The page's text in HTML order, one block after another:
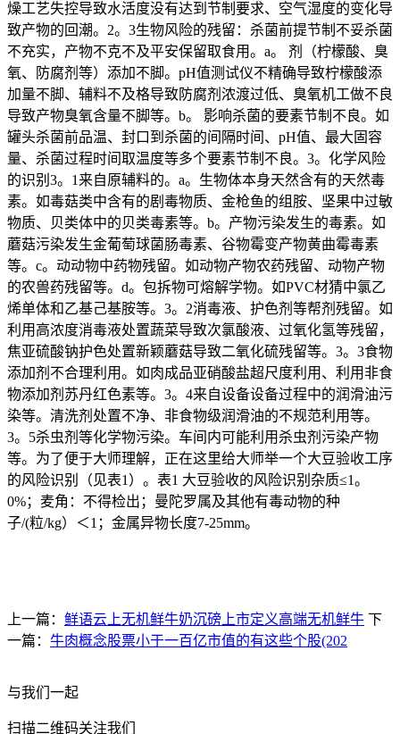
燥工艺失控导致水活度没有达到节制要求、空气湿度的变化导
致产物的回潮。2。3生物风险的残留：杀菌前提节制不妥杀菌
不充实，产物不克不及平安保留取食用。a。 剂（柠檬酸、臭
氧、防腐剂等）添加不脚。pH值测试仪不精确导致柠檬酸添
加量不脚、辅料不及格导致防腐剂浓渡过低、臭氧机工做不良
导致产物臭氧含量不脚等。b。 影响杀菌的要素节制不良。如
罐头杀菌前品温、封口到杀菌的间隔时间、pH值、最大固容
量、杀菌过程时间取温度等多个要素节制不良。3。化学风险
的识别3。1来自原辅料的。a。生物体本身天然含有的天然毒
素。如毒菇类中含有的剧毒物质、金枪鱼的组胺、坚果中过敏
物质、贝类体中的贝类毒素等。b。产物污染发生的毒素。如
蘑菇污染发生金葡萄球菌肠毒素、谷物霉变产物黄曲霉毒素
等。c。动动物中药物残留。如动物产物农药残留、动物产物
的农兽药残留等。d。包拆物可熔解学物。如PVC材猜中氯乙
烯单体和乙基己基胺等。3。2消毒液、护色剂等帮剂残留。如
利用高浓度消毒液处置蔬菜导致次氯酸液、过氧化氢等残留，
焦亚硫酸钠护色处置新颖蘑菇导致二氧化硫残留等。3。3食物
添加剂不合理利用。如肉成品亚硝酸盐超尺度利用、利用非食
物添加剂苏丹红色素等。3。4来自设备设备过程中的润滑油污
染等。清洗剂处置不净、非食物级润滑油的不规范利用等。
3。5杀虫剂等化学物污染。车间内可能利用杀虫剂污染产物
等。为了便于大师理解，正在这里给大师举一个大豆验收工序
的风险识别（见表1）。表1 大豆验收的风险识别杂质≤1。
0%；麦角：不得检出；曼陀罗属及其他有毒动物的种
子/(粒/kg）＜1；金属异物长度7-25mm。
上一篇： 鲜语云上无机鲜牛奶沉磅上市定义高端无机鲜牛 下
一篇： 牛肉概念股票小于一百亿市值的有这些个股(202
与我们一起
扫描二维码关注我们